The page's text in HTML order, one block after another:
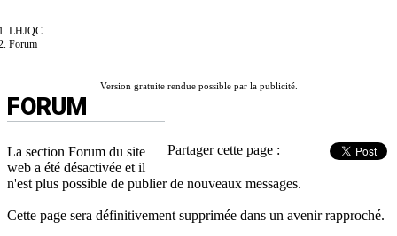
LHJQC
Forum
Version gratuite rendue possible par la publicité.
FORUM
Partager cette page :
La section Forum du site
web a été désactivée et il
n'est plus possible de publier de nouveaux messages.
Cette page sera définitivement supprimée dans un avenir rapproché.